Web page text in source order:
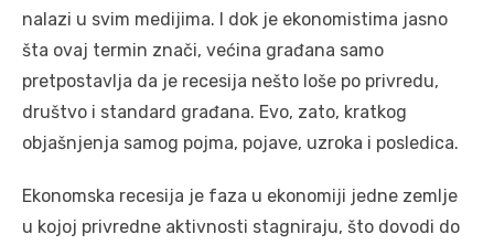
nalazi u svim medijima. I dok je ekonomistima jasno
šta ovaj termin znači, većina građana samo
pretpostavlja da je recesija nešto loše po privredu,
društvo i standard građana. Evo, zato, kratkog
objašnjenja samog pojma, pojave, uzroka i posledica.
Ekonomska recesija je faza u ekonomiji jedne zemlje
u kojoj privredne aktivnosti stagniraju, što dovodi do